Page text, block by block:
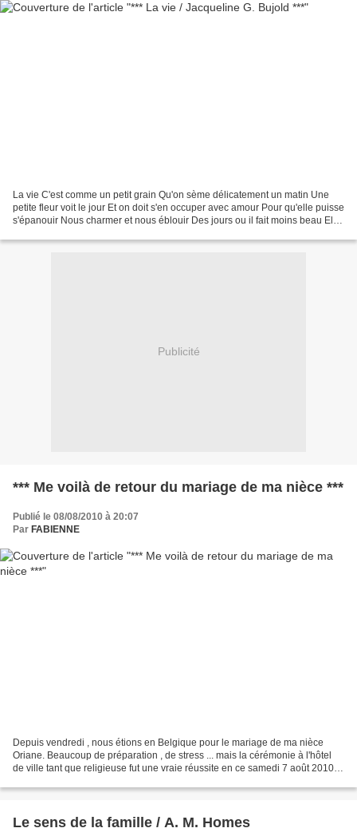
La vie C'est comme un petit grain Qu'on sème délicatement un matin Une
petite fleur voit le jour Et on doit s'en occuper avec amour Pour qu'elle puisse
s'épanouir Nous charmer et nous éblouir Des jours ou il fait moins beau Elle
Publicité
*** Me voilà de retour du mariage de ma nièce ***
Publié le 08/08/2010 à 20:07
Par FABIENNE
Depuis vendredi , nous étions en Belgique pour le mariage de ma nièce
Oriane. Beaucoup de préparation , de stress ... mais la cérémonie à l'hôtel
de ville tant que religieuse fut une vraie réussite en ce samedi 7 août 2010.
Le sens de la famille / A. M. Homes